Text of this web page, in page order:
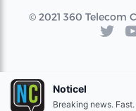
© 2021 360 Telecom
Noticel